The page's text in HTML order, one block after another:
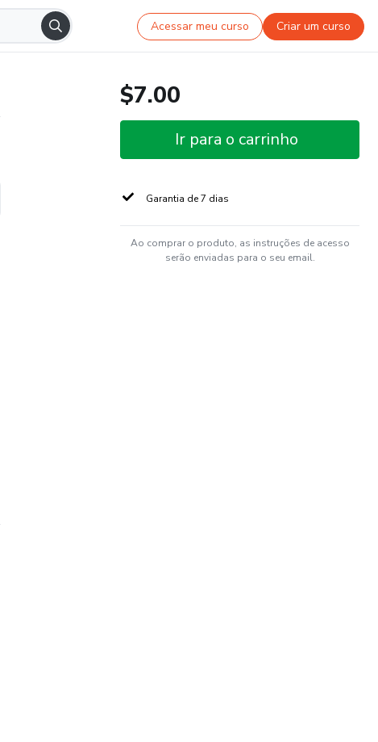
Acessar meu curso Criar um curso
$7.00
Ir para o carrinho
Garantia de 7 dias
Ao comprar o produto, as instruções de acesso
serão enviadas para o seu email.